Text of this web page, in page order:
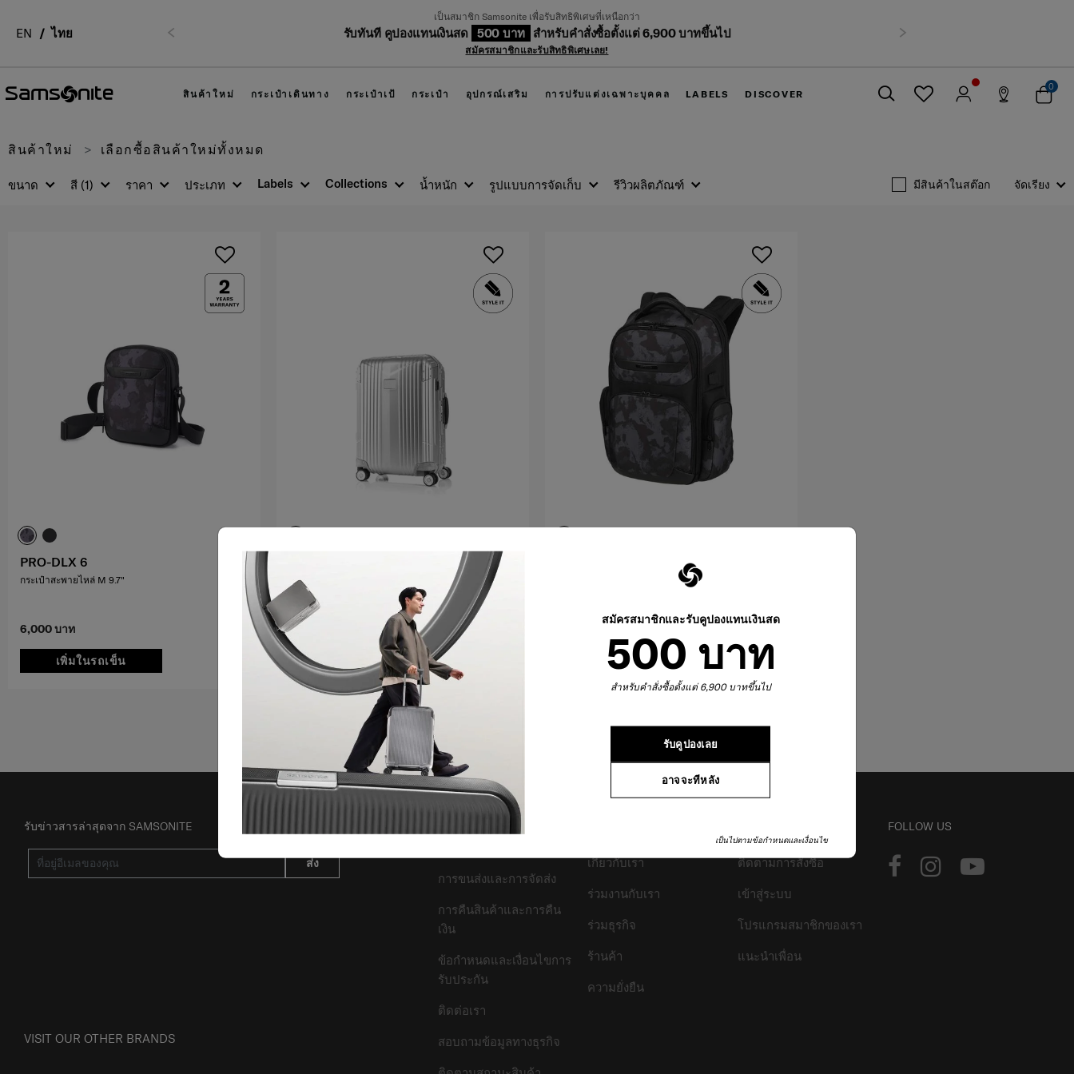
สมัครสมาชิกและรับคูปองแทนเงินสด
500 บาท
สำหรับคำสั่งซื้อตั้งแต่ 6,900 บาทขึ้นไป
รับคูปองเลย
อาจจะทีหลัง
เป็นไปตามข้อกำหนดและเงื่อนไข
EN ไทย
เป็นสมาชิก Samsonite เพื่อรับสิทธิพิเศษที่เหนือกว่า
รับทันที คูปองแทนเงินสด 500 บาท สำหรับคำสั่งซื้อตั้งแต่ 6,900 บาทขึ้นไป
สมัครสมาชิกและรับสิทธิพิเศษเลย!
สินค้าใหม่ กระเป๋าเดินทาง กระเป๋าเป้ กระเป๋า อุปกรณ์เสริม การปรับแต่งเฉพาะบุคคล LABELS DISCOVER
0
สินค้าใหม่ เลือกซื้อสินค้าใหม่ทั้งหมด
ขนาด สี (1) ราคา ประเภท Labels Collections น้ำหนัก รูปแบบการจัดเก็บ รีวิวผลิตภัณฑ์ มีสินค้าในสต๊อก จัดเรียง
6,000 บาท
เพิ่มในรถเข็น
PRO-DLX 6
กระเป๋าสะพายไหล่ M 9.7"
40,000 บาท
เพิ่มในรถเข็น
กระเป่าเดินทางขนาด 20 นิ้ว
4.3
เพิ่มในรถเข็น
รับข่าวสารล่าสุดจาก SAMSONITE
ส่ง
VISIT OUR OTHER BRANDS
สนับสนุน/คำถามที่พบ
การขนส่งและการจัดส่ง
การคืนสินค้าและการคืน
เงิน
ข้อกำหนดและเงื่อนไขการ
รับประกัน
ติดต่อเรา
สอบถามข้อมูลทางธุรกิจ
เกี่ยวกับเรา
ร่วมงานกับเรา
ร่วมธุรกิจ
ร้านค้า
ความยั่งยืน
ติดตามการสั่งซื้อ
เข้าสู่ระบบ
โปรแกรมสมาชิกของเรา
แนะนำเพื่อน
FOLLOW US